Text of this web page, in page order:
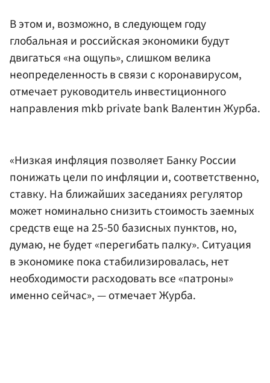
В этом и, возможно, в следующем году
глобальная и российская экономики будут
двигаться «на ощупь», слишком велика
неопределенность в связи с коронавирусом,
отмечает руководитель инвестиционного
направления mkb private bank Валентин Журба.
«Низкая инфляция позволяет Банку России
понижать цели по инфляции и, соответственно,
ставку. На ближайших заседаниях регулятор
может номинально снизить стоимость заемных
средств еще на 25-50 базисных пунктов, но,
думаю, не будет «перегибать палку». Ситуация
в экономике пока стабилизировалась, нет
необходимости расходовать все «патроны»
именно сейчас», — отмечает Журба.